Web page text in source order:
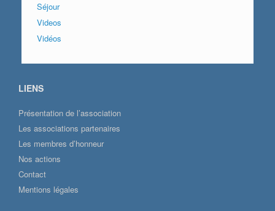
Séjour
Videos
Vidéos
LIENS
Présentation de l’association
Les associations partenaires
Les membres d’honneur
Nos actions
Contact
Mentions légales